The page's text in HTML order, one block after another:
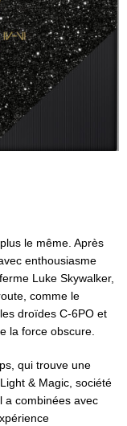
le même. Après
enthousiasme
Luke Skywalker,
comme le
droïdes C-6PO et
la force obscure.
qui trouve une
& Magic, société
a combinées avec